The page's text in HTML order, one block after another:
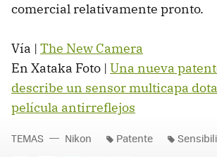
comercial relativamente pronto.
Vía | The New Camera
En Xataka Foto | Una nueva
describe un sensor multicapa
película antirreflejos
TEMAS Nikon Patente